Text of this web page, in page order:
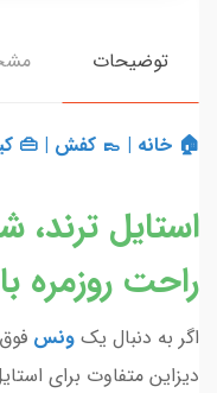
توضیحات
🏠 خانه | 👞 کفش |
👜
استایل ترند،
راحت روزمره
اگر به دنبال یک ونس
دیزاین متفاوت برای